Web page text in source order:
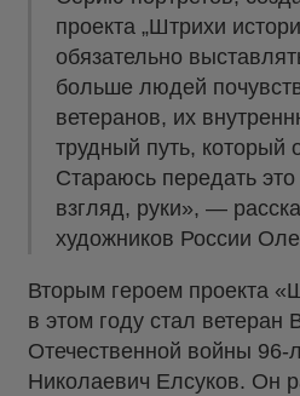
проекта „Штрихи
обязательно
больше людей
ветеранов, их
трудный путь, который
Стараюсь передать это
взгляд, руки», —
художников России
Вторым героем проекта
в этом году стал ветеран
Отечественной войны 96-
Николаевич Елсуков. Он